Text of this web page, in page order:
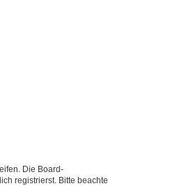
Die Board-
registrierst. Bitte beachte